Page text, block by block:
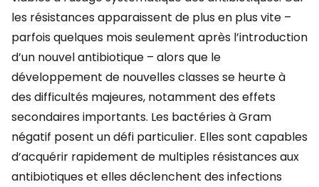
les résistances apparaissent de plus en plus vite –
parfois quelques mois seulement après l’introduction
d’un nouvel antibiotique – alors que le
développement de nouvelles classes se heurte à
des difficultés majeures, notamment des effets
secondaires importants. Les bactéries à Gram
négatif posent un défi particulier. Elles sont capables
d’acquérir rapidement de multiples résistances aux
antibiotiques et elles déclenchent des infections